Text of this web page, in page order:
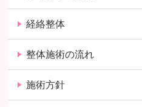
経絡整体
整体施術の流れ
施術方針